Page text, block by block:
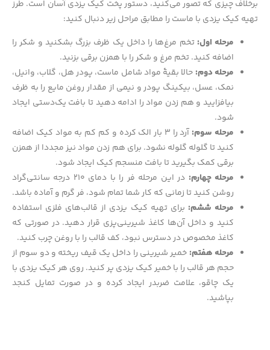
برخلاف چیزی که تصور می‌کنید، دستور پخت کیک یزدی آسان است. طرز
تهیه کیک یزدی با ماست را مطابق مراحل زیر دنبال کنید:
مرحله اول: تخم مرغ‌ها را داخل یک ظرف بزرگ بشکنید و شکر را
اضافه کنید. تخم مرغ و شکر را با همزن برقی بزنید.
مرحله دوم: حالا بقیهٔ مواد شامل ماست، پودر هل، گلاب، وانیل،
نمک، عسل، بیکینگ پودر و نیمی از مقدار روغن مایع را به ظرف
بیافزایید و هم زدن مواد را ادامه دهید تا بافت یک‌دستی ایجاد
شود.
مرحله سوم:
آرد را ۳ بار الک کرده و کم کم به مواد کیک اضافه
کنید تا گلوله گلوله نشود. برای هم زدن مواد نیز مجددا از همزن
برقی کمک بگیرید تا بافت منسجم کیک ایجاد شود.
مرحله چهارم:
در این مرحله فر را با دمای ۲۱۰ درجه سانتی‌گراد
روشن کنید تا زمانی که کار شما تمام شود، فر گرم و آماده باشد.
مرحله ششم: برای تهیه کیک یزدی از قالب‌های فلزی استفاده
کنید و داخل آن‌ها کاغذ شیرینی‌پزی قرار دهید. در صورتی که
کاغذ مخصوص در دسترس نبود، کف قالب را با روغن چرب کنید.
مرحله هفتم: خمیر شیرینی را داخل یک قیف ریخته و دو سوم از
حجم هر قالب را با خمیر کیک یزدی پر کنید. روی هر کیک یزدی با
یک چاقو، علامت ضربدر ایجاد کرده و در صورت تمایل کنجد
بپاشید.